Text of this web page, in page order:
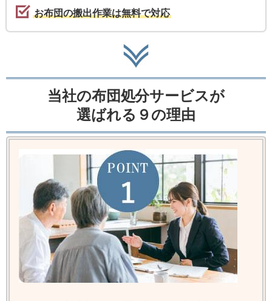
お布団の搬出作業は無料で対応
当社の布団処分サービスが
選ばれる９の理由